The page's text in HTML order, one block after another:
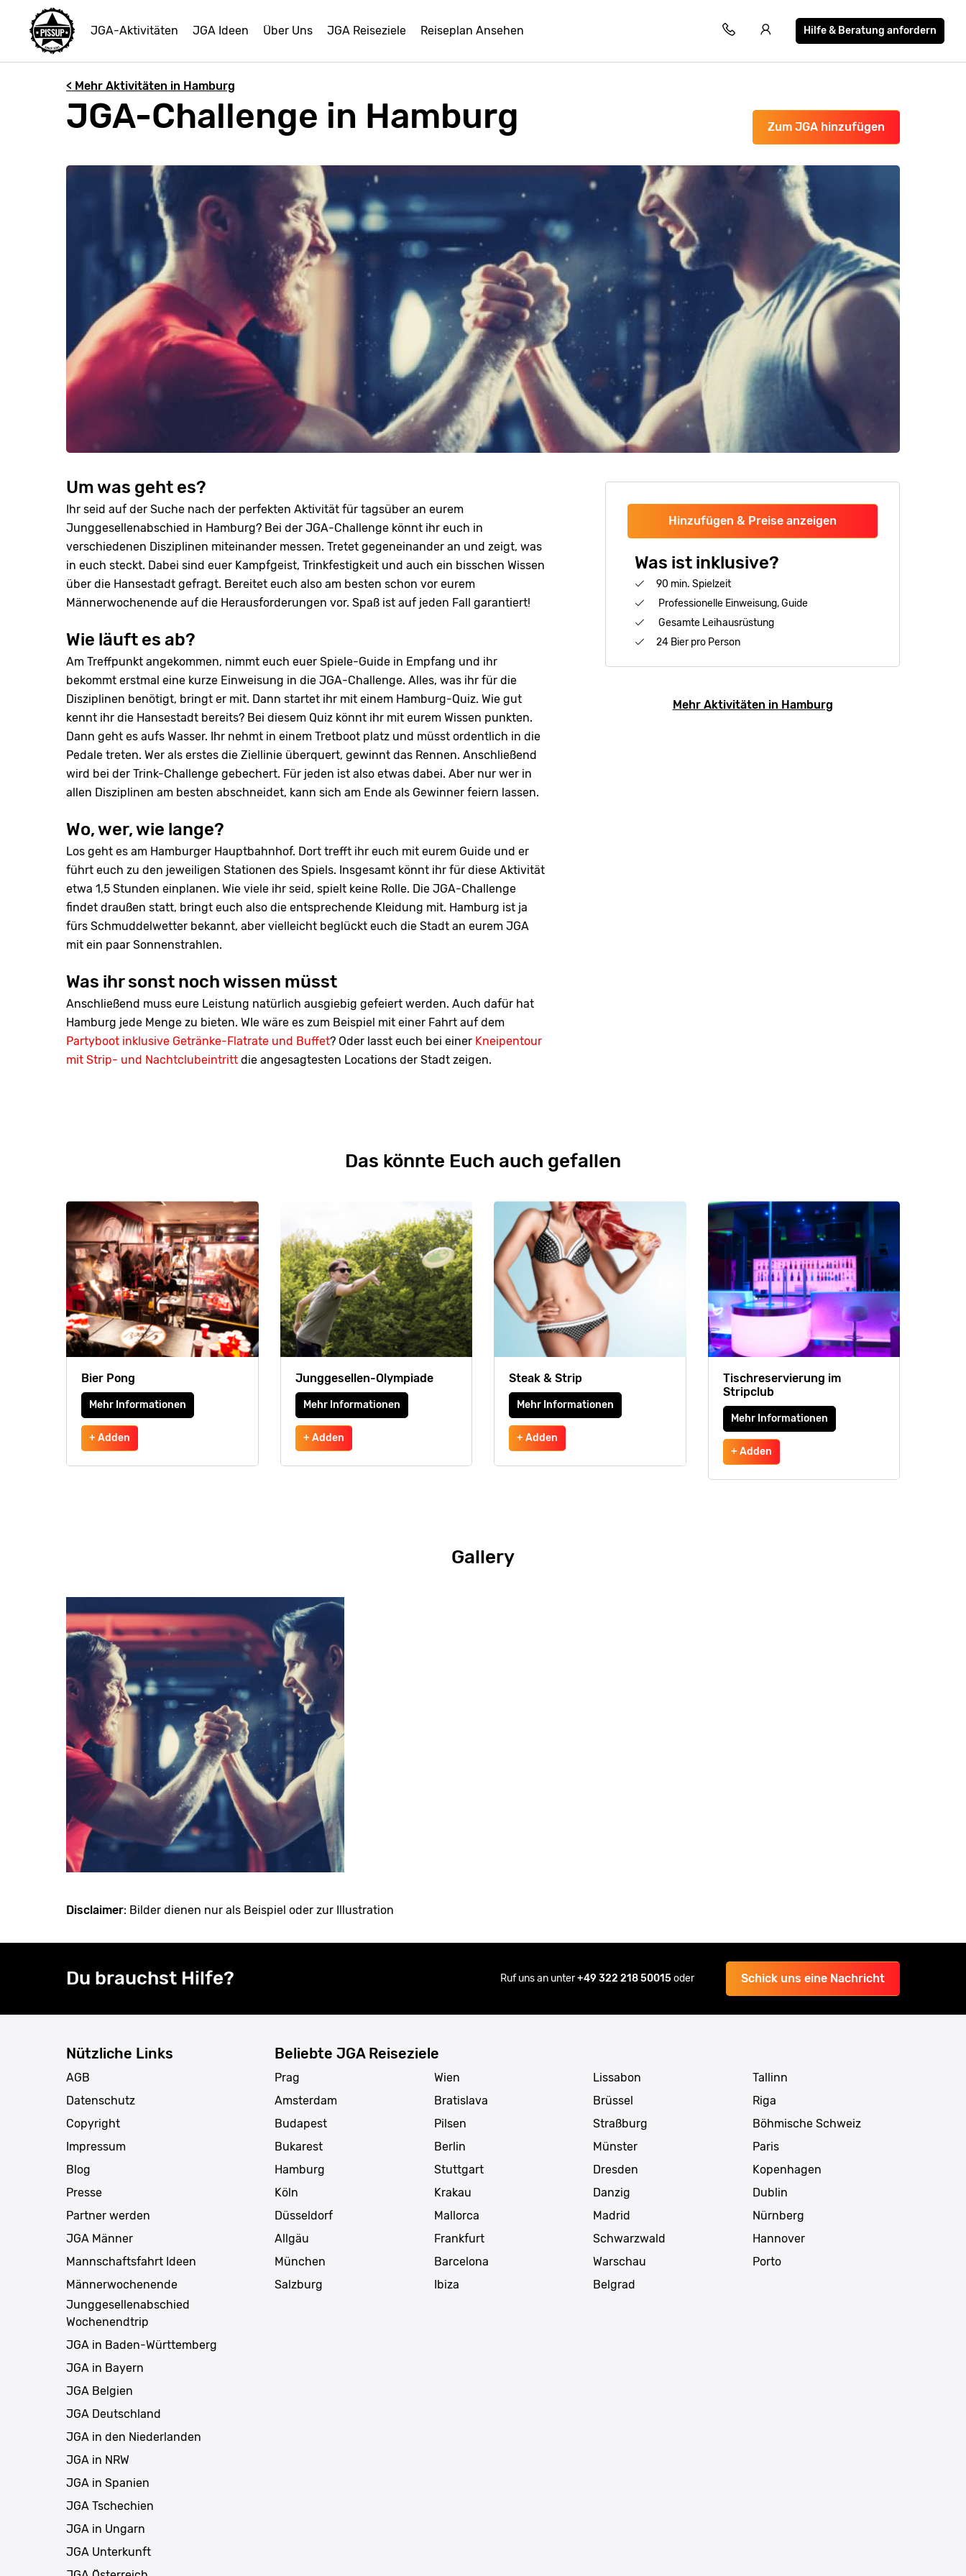
JGA-Aktivitäten JGA Ideen Über Uns JGA Reiseziele Reiseplan Ansehen Hilfe & Beratung anfordern
< Mehr Aktivitäten in Hamburg
Zum JGA hinzufügen
JGA-Challenge in Hamburg
Hinzufügen & Preise anzeigen
Was ist inklusive?
90 min. Spielzeit
Professionelle Einweisung, Guide
Gesamte Leihausrüstung
24 Bier pro Person
Mehr Aktivitäten in Hamburg
Um was geht es?
Ihr seid auf der Suche nach der perfekten Aktivität für tagsüber an eurem
Junggesellenabschied in Hamburg? Bei der JGA-Challenge könnt ihr euch in
verschiedenen Disziplinen miteinander messen. Tretet gegeneinander an und zeigt, was
in euch steckt. Dabei sind euer Kampfgeist, Trinkfestigkeit und auch ein bisschen Wissen
über die Hansestadt gefragt. Bereitet euch also am besten schon vor eurem
Männerwochenende auf die Herausforderungen vor. Spaß ist auf jeden Fall garantiert!
Wie läuft es ab?
Am Treffpunkt angekommen, nimmt euch euer Spiele-Guide in Empfang und ihr
bekommt erstmal eine kurze Einweisung in die JGA-Challenge. Alles, was ihr für die
Disziplinen benötigt, bringt er mit. Dann startet ihr mit einem Hamburg-Quiz. Wie gut
kennt ihr die Hansestadt bereits? Bei diesem Quiz könnt ihr mit eurem Wissen punkten.
Dann geht es aufs Wasser. Ihr nehmt in einem Tretboot platz und müsst ordentlich in die
Pedale treten. Wer als erstes die Ziellinie überquert, gewinnt das Rennen. Anschließend
wird bei der Trink-Challenge gebechert. Für jeden ist also etwas dabei. Aber nur wer in
allen Disziplinen am besten abschneidet, kann sich am Ende als Gewinner feiern lassen.
Wo, wer, wie lange?
Los geht es am Hamburger Hauptbahnhof. Dort trefft ihr euch mit eurem Guide und er
führt euch zu den jeweiligen Stationen des Spiels. Insgesamt könnt ihr für diese Aktivität
etwa 1,5 Stunden einplanen. Wie viele ihr seid, spielt keine Rolle. Die JGA-Challenge
findet draußen statt, bringt euch also die entsprechende Kleidung mit. Hamburg ist ja
fürs Schmuddelwetter bekannt, aber vielleicht beglückt euch die Stadt an eurem JGA
mit ein paar Sonnenstrahlen.
Was ihr sonst noch wissen müsst
Anschließend muss eure Leistung natürlich ausgiebig gefeiert werden. Auch dafür hat
Hamburg jede Menge zu bieten. WIe wäre es zum Beispiel mit einer Fahrt auf dem
Partyboot inklusive Getränke-Flatrate und Buffet? Oder lasst euch bei einer Kneipentour
mit Strip- und Nachtclubeintritt die angesagtesten Locations der Stadt zeigen.
Das könnte Euch auch gefallen
Bier Pong
Mehr Informationen
+ Adden
Junggesellen-Olympiade
Mehr Informationen
+ Adden
Steak & Strip
Mehr Informationen
+ Adden
Tischreservierung im
Stripclub
Mehr Informationen
+ Adden
Gallery
Disclaimer: Bilder dienen nur als Beispiel oder zur Illustration
Du brauchst Hilfe? Ruf uns an unter+49 322 218 50015oder Schick uns eine Nachricht
Nützliche Links
AGB
Datenschutz
Copyright
Impressum
Blog
Presse
Partner werden
JGA Männer
Mannschaftsfahrt Ideen
Männerwochenende
Junggesellenabschied
Wochenendtrip
JGA in Baden-Württemberg
JGA in Bayern
JGA Belgien
JGA Deutschland
JGA in den Niederlanden
JGA in NRW
JGA in Spanien
JGA Tschechien
JGA in Ungarn
JGA Unterkunft
Beliebte JGA Reiseziele
Prag
Amsterdam
Budapest
Bukarest
Hamburg
Köln
Düsseldorf
Allgäu
München
Salzburg
Wien
Bratislava
Pilsen
Berlin
Stuttgart
Krakau
Mallorca
Frankfurt
Barcelona
Ibiza
Lissabon
Brüssel
Straßburg
Münster
Dresden
Danzig
Madrid
Schwarzwald
Warschau
Belgrad
Tallinn
Riga
Böhmische Schweiz
Paris
Kopenhagen
Dublin
Nürnberg
Hannover
Porto